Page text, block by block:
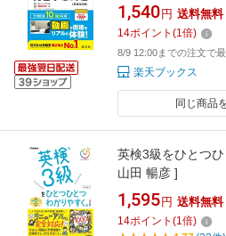
1,540 円 送料無料
14ポイント (1倍)
8/9 12:00までの注文で
楽天ブックス
同じ商品
英検3級をひとつ
山田 暢彦 ]
1,595 円 送料無料
14ポイント (1倍)